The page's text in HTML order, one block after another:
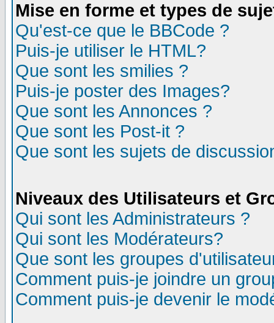
Mise en forme et types de
Qu'est-ce que le BBCode ?
Puis-je utiliser le HTML?
Que sont les smilies ?
Puis-je poster des Images?
Que sont les Annonces ?
Que sont les Post-it ?
Que sont les sujets de
Niveaux des Utilisateurs et
Qui sont les Administrateurs ?
Qui sont les Modérateurs?
Que sont les groupes
Comment puis-je joindre un
Comment puis-je devenir le